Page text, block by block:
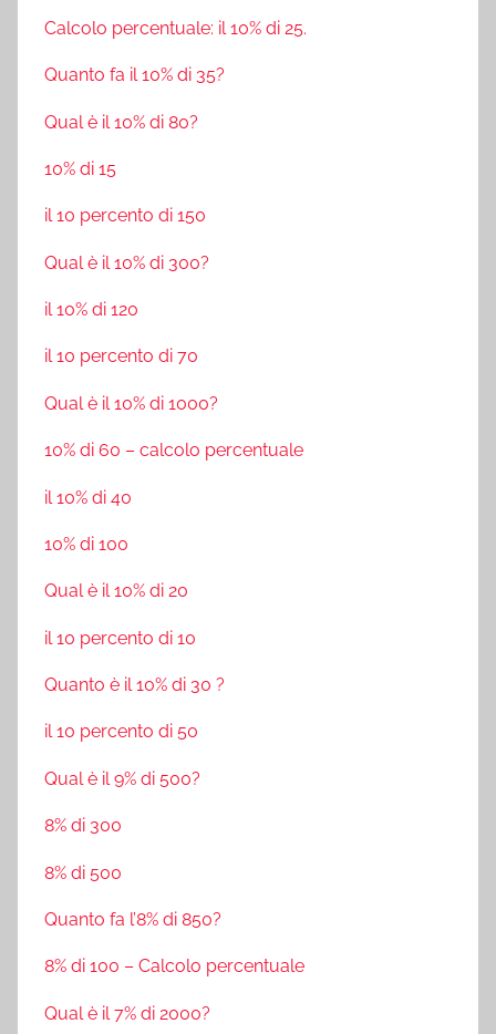
Calcolo percentuale: il 10% di 25.
Quanto fa il 10% di 35?
Qual è il 10% di 80?
10% di 15
il 10 percento di 150
Qual è il 10% di 300?
il 10% di 120
il 10 percento di 70
Qual è il 10% di 1000?
10% di 60 – calcolo percentuale
il 10% di 40
10% di 100
Qual è il 10% di 20
il 10 percento di 10
Quanto è il 10% di 30 ?
il 10 percento di 50
Qual è il 9% di 500?
8% di 300
8% di 500
Quanto fa l’8% di 850?
8% di 100 – Calcolo percentuale
Qual è il 7% di 2000?